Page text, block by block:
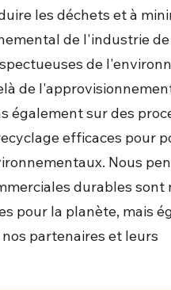
les déchets et à
de l'industrie de
de
de
également sur des
efficaces pour
Nous
durables sont
pour la planète, mais
partenaires et leurs